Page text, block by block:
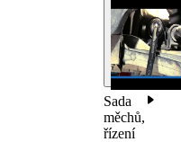
Sada
měchů,
řízení